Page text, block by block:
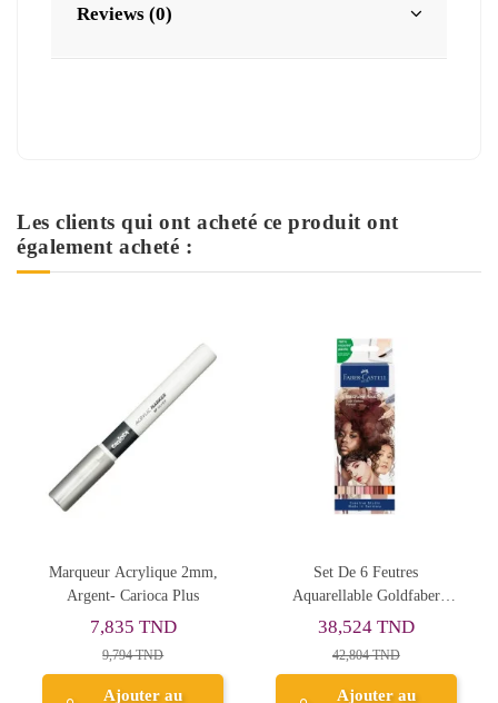
Reviews (0)
Les clients qui ont acheté ce produit ont
également acheté :
Set De 6 Feutres
Aquarellable Goldfaber
Double Pointe Portrait,
Faber-Castell - Réf.164523
38,524 TND
42,804 TND
Ajouter au
Marqueur Acrylique 2mm,
Rose - Carioca Plus
7,835 TND
9,794 TND
Ajouter au